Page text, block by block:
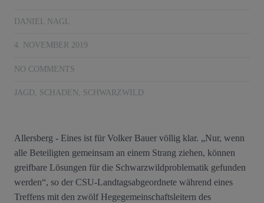
DANIEL NAGL
4. NOVEMBER 2019
NO COMMENTS
JAGD, SCHADEN , SCHWARZWILD
Allersberg - Eines ist für Volker Bauer völlig klar. „Nur, wenn
alle Beteiligten gemeinsam an einem Strang ziehen, können
greifbare Lösungen für die Schwarzwildproblematik gefunden
werden“, so der CSU-Landtagsabgeordnete während eines
Treffens mit den zwölf Hegegemeinschaftsleitern des